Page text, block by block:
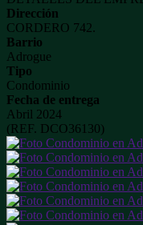
Dirección
CORDERO 742.
Barrio
Adrogue
Tipo
Condominio
Fecha de entrega
Abril 2024
(REF. DCO36130)